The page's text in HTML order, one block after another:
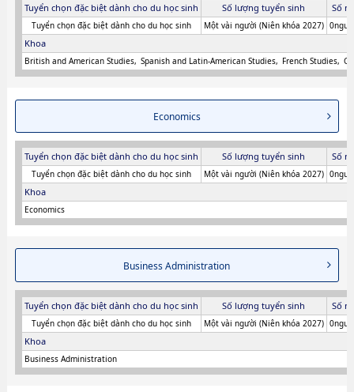
Tuyển chọn đặc biệt dành cho du học sinh Số lượng tuyển sinh Số
Tuyển chọn đặc biệt dành cho du học sinh Một vài người (Niên khóa 2027)
Khoa
British and American Studies Spanish and Latin-American Studies French Studies
Economics
Tuyển chọn đặc biệt dành cho du học sinh Số lượng tuyển sinh Số
Tuyển chọn đặc biệt dành cho du học sinh Một vài người (Niên khóa 2027)
Khoa
Economics
Business Administration
Tuyển chọn đặc biệt dành cho du học sinh Số lượng tuyển sinh Số
Tuyển chọn đặc biệt dành cho du học sinh Một vài người (Niên khóa 2027)
Khoa
Business Administration